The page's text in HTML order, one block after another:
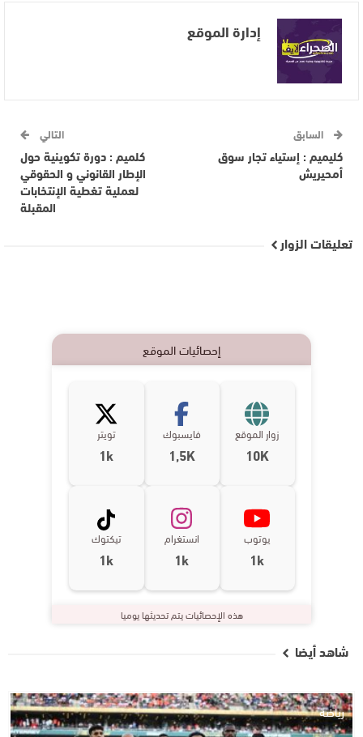
إدارة الموقع
السابق
كليميم : إستياء تجار سوق
أمحيريش
التالي
كلميم : دورة تكوينية حول
الإطار القانوني و الحقوقي
لعملية تغطية الإنتخابات
المقبلة
تعليقات الزوار
إحصائيات الموقع
زوار الموقع
10K
فايسبوك
1,5K
تويتر
1k
يوتوب
1k
انستغرام
1k
تيكتوك
1k
هذه الإحصائيات يتم تحديثها يوميا
شاهد أيضا
رياضة